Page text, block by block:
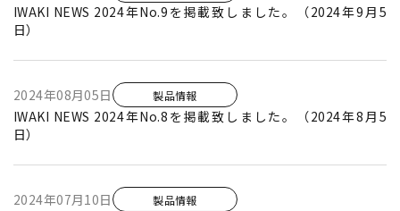
IWAKI NEWS 2024年No.9を掲載致しました。（2024年9月5
日）
2024年08月05日 製品情報
IWAKI NEWS 2024年No.8を掲載致しました。（2024年8月5
日）
2024年07月10日 製品情報